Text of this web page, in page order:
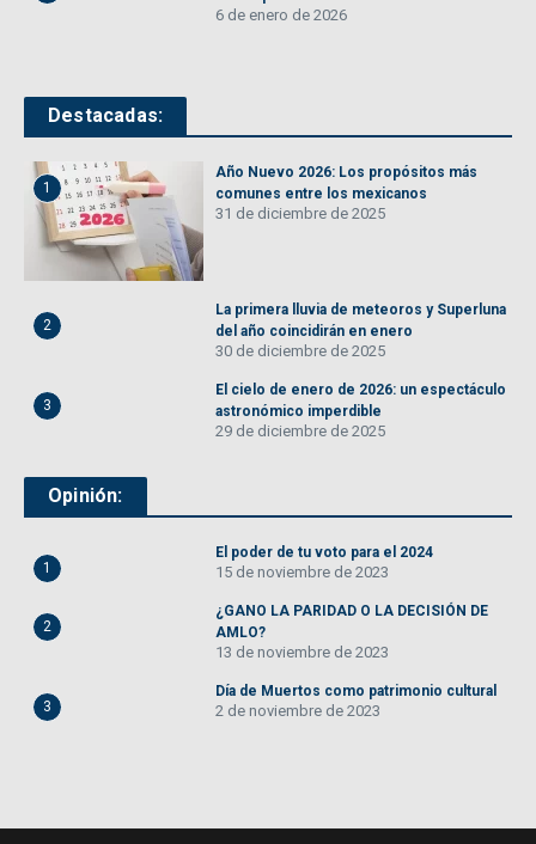
6 de enero de 2026
Destacadas:
1
Año Nuevo 2026: Los propósitos más
comunes entre los mexicanos
31 de diciembre de 2025
2
La primera lluvia de meteoros y Superluna
del año coincidirán en enero
30 de diciembre de 2025
3
El cielo de enero de 2026: un espectáculo
astronómico imperdible
29 de diciembre de 2025
Opinión:
1
El poder de tu voto para el 2024
15 de noviembre de 2023
2
¿GANO LA PARIDAD O LA DECISIÓN DE
AMLO?
13 de noviembre de 2023
3
Día de Muertos como patrimonio cultural
2 de noviembre de 2023